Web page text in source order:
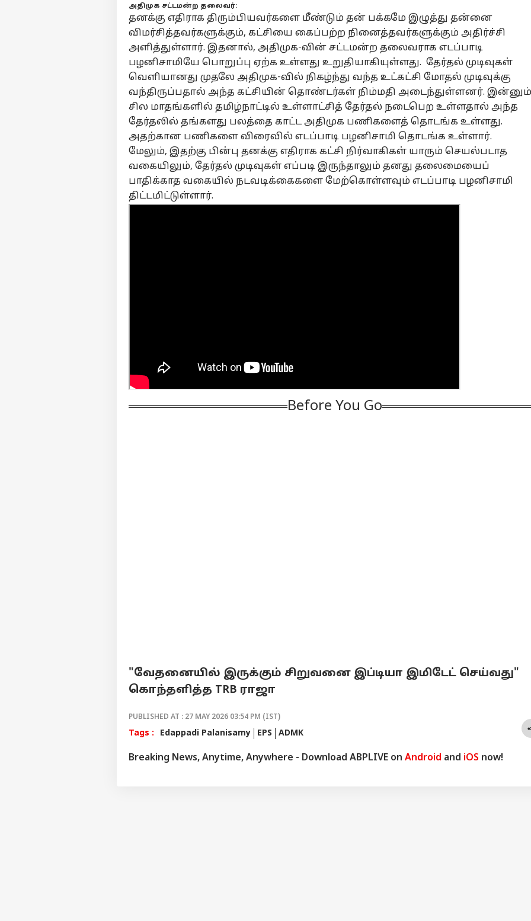
அதிமுக சட்டமன்ற தலைவர்:
தனக்கு எதிராக திரும்பியவர்களை மீண்டும் தன் பக்கமே இழுத்து தன்னை
விமர்சித்தவர்களுக்கும், கட்சியை கைப்பற்ற நினைத்தவர்களுக்கும் அதிர்ச்சி
அளித்துள்ளார். இதனால், அதிமுக-வின் சட்டமன்ற தலைவராக எடப்பாடி
பழனிசாமியே பொறுப்பு ஏற்க உள்ளது உறுதியாகியுள்ளது. தேர்தல் முடிவுகள்
வெளியானது முதலே அதிமுக-வில் நிகழ்ந்து வந்த உட்கட்சி மோதல் முடிவுக்கு
வந்திருப்பதால் அந்த கட்சியின் தொண்டர்கள் நிம்மதி அடைந்துள்ளனர். இன்னும்
சில மாதங்களில் தமிழ்நாட்டில் உள்ளாட்சித் தேர்தல் நடைபெற உள்ளதால் அந்த
தேர்தலில் தங்களது பலத்தை காட்ட அதிமுக பணிகளைத் தொடங்க உள்ளது.
அதற்கான பணிகளை விரைவில் எடப்பாடி பழனிசாமி தொடங்க உள்ளார்.
மேலும், இதற்கு பின்பு தனக்கு எதிராக கட்சி நிர்வாகிகள் யாரும் செயல்படாத
வகையிலும், தேர்தல் முடிவுகள் எப்படி இருந்தாலும் தனது தலைமையைப்
பாதிக்காத வகையில் நடவடிக்கைகளை மேற்கொள்ளவும் எடப்பாடி பழனிசாமி
திட்டமிட்டுள்ளார்.
Before You Go
"வேதனையில் இருக்கும் சிறுவனை இப்டியா இமிடேட் செய்வது"
கொந்தளித்த TRB ராஜா
PUBLISHED AT : 27 MAY 2026 03:54 PM (IST)
Tags : Edappadi Palanisamy EPS ADMK
Breaking News, Anytime, Anywhere - Download ABPLIVE on Android and iOS now!
சுயவிவரம்
வேலைவாய்ப்புகள்
தொடர்புகொள்ள
கருத்துக்கேட்பு
தனியுரிமை
கொள்கை
LOGIN
PMK vs Congress:
காங்கிரசை
இறங்கி அடிக்கும்
அன்புமணி! பாமக
போடும் ஸ்கெட்ச்
என்ன?
பனையூருக்கு
தூதுவிட்ட
முன்னாள்
முதல்வர் மகன்!
அப்பாவோட வரச்
சொன்ன தவெக -
நடந்தது என்ன?
Hardik Pandya:
சிஎஸ்கே
வருகிறாரா ஹர்திக்
பாண்ட்யா?
மும்பைக்கு
போகப்போகும்
சென்னை வீரர்
யார்?
அரசியல்
எதிர்பாராத
ட்விஸ்ட்கள்,
அடுத்தடுத்த
தோல்வி -
திமுகவின் அடுத்த
ப்ளான் என்ன?
தமிழ்நாடு
மேகதாது அணை
கட்டப்பட்டால் கபினி
நீரும் கிடைக்காது:
அன்புமணி
எச்சரிக்கை!
ஆன்மிகம்
Aadi Peruku: நாளை
ஆடிப்பெருக்கு!
கண்டிப்பாக செய்ய
வேண்டிய
விஷயங்கள்
என்னென்ன?